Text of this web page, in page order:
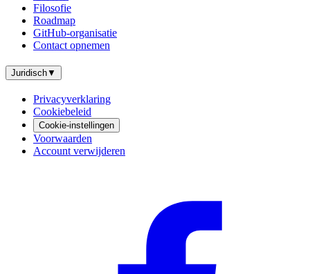
Filosofie
Roadmap
GitHub-organisatie
Contact opnemen
Juridisch▼
Privacyverklaring
Cookiebeleid
Cookie-instellingen
Voorwaarden
Account verwijderen